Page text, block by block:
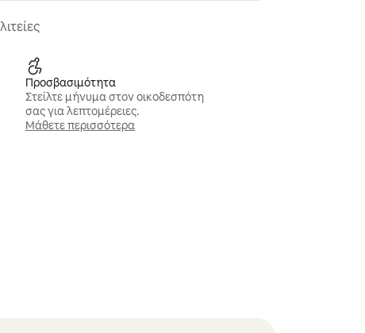
Προσβασιμότητα
Στείλτε μήνυμα στον οικοδεσπότη
σας για λεπτομέρειες.
Μάθετε περισσότερα